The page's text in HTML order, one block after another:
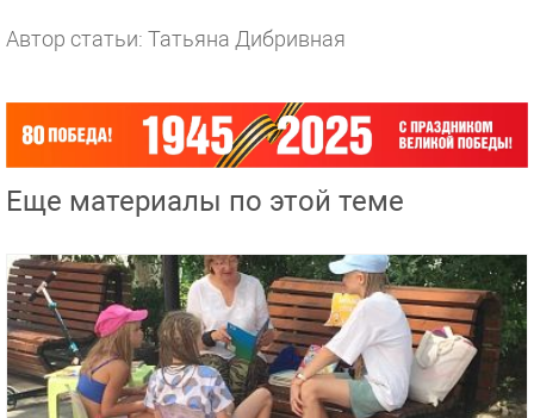
Автор статьи: Татьяна Дибривная
Еще материалы по этой теме